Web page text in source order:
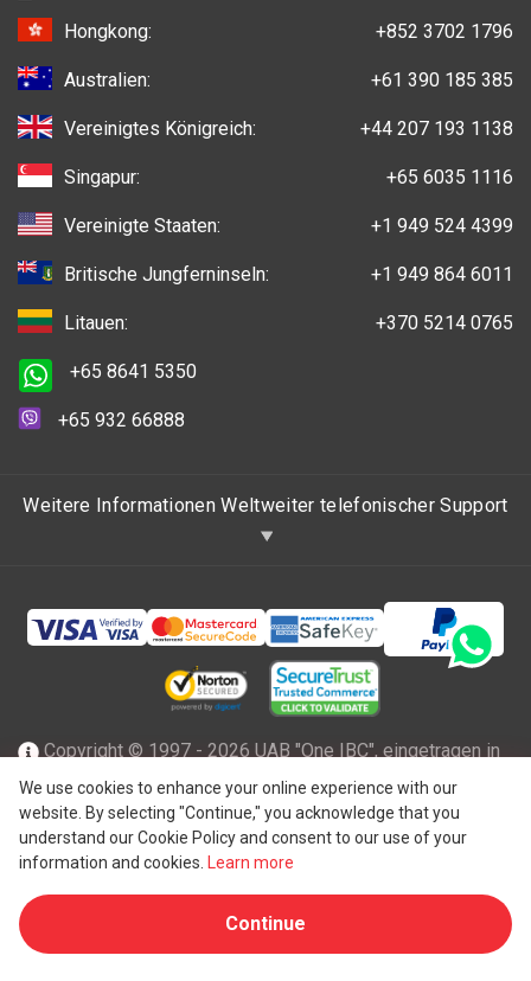
We use cookies to enhance your online experience with our
website. By selecting "Continue," you acknowledge that you
understand our Cookie Policy and consent to our use of your
information and cookies.
Learn more
Continue
Hongkong:
+852 3702 1796
Australien: +61 390 185 385
Vereinigtes Königreich: +44 207 193 1138
Singapur: +65 6035 1116
Vereinigte Staaten: +1 949 524 4399
Britische Jungferninseln: +1 949 864 6011
Litauen: +370 5214 0765
+65 8641 5350
+65 932 66888
Weitere Informationen Weltweiter telefonischer Support
Copyright © 1997 - 2026 UAB "One IBC", eingetragen in
der Republik Litauen mit beschränkter Haftung und Mitglied
des One IBC Netzwerks einer unabhängigen und separaten
juristischen Person, die mit der One IBC
Limited"), einer Schweizer Einheit, verbunden ist. Alle
Rechte vorbehalten. Weitere Informationen finden Sie unter